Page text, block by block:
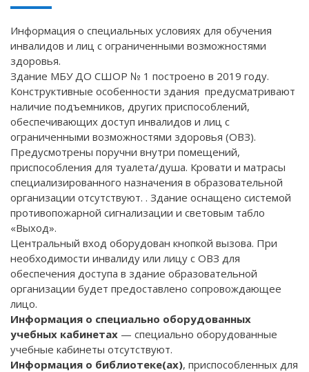
Информация о специальных условиях для обучения
инвалидов и лиц с ограниченными возможностями
здоровья.
Здание МБУ ДО СШОР № 1 построено в 2019 году.
Конструктивные особенности здания предусматривают
наличие подъемников, других приспособлений,
обеспечивающих доступ инвалидов и лиц с
ограниченными возможностями здоровья (ОВЗ).
Предусмотрены поручни внутри помещений,
приспособления для туалета/душа. Кровати и матрасы
специализированного назначения в образовательной
организации отсутствуют. . Здание оснащено системой
противопожарной сигнализации и световым табло
«Выход».
Центральный вход оборудован кнопкой вызова. При
необходимости инвалиду или лицу с ОВЗ для
обеспечения доступа в здание образовательной
организации будет предоставлено сопровождающее
лицо.
Информация о специально оборудованных
учебных кабинетах — специально оборудованные
учебные кабинеты отсутствуют.
Информация о библиотеке(ах), приспособленных для